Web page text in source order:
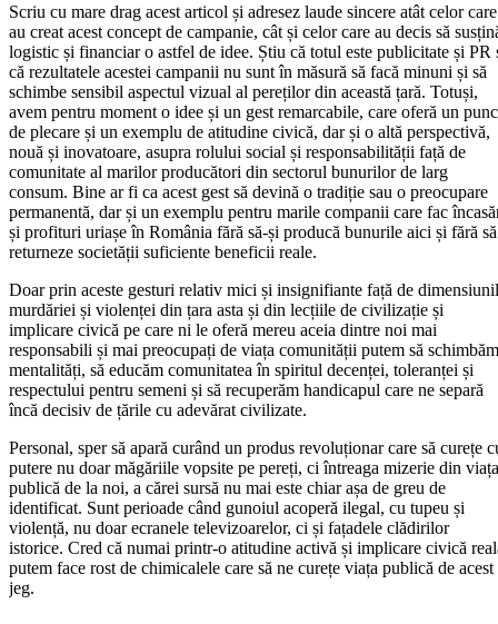
Scriu cu mare drag acest articol și adresez laude sincere atât celor care
au creat acest concept de campanie, cât și celor care au decis să
logistic și financiar o astfel de idee. Știu că totul este publicitate și PR
că rezultatele acestei campanii nu sunt în măsură să facă minuni și să
schimbe sensibil aspectul vizual al pereților din această țară. Totuși,
avem pentru moment o idee și un gest remarcabile, care oferă un
de plecare și un exemplu de atitudine civică, dar și o altă perspectivă,
nouă și inovatoare, asupra rolului social și responsabilității față de
comunitate al marilor producători din sectorul bunurilor de larg
consum. Bine ar fi ca acest gest să devină o tradiție sau o preocupare
permanentă, dar și un exemplu pentru marile companii care fac
și profituri uriașe în România fără să-și producă bunurile aici și fără să
returneze societății suficiente beneficii reale.
Doar prin aceste gesturi relativ mici și insignifiante față de
murdăriei și violenței din țara asta și din lecțiile de civilizație și
implicare civică pe care ni le oferă mereu aceia dintre noi mai
responsabili și mai preocupați de viața comunității putem să schimbăm
mentalități, să educăm comunitatea în spiritul decenței, toleranței și
respectului pentru semeni și să recuperăm handicapul care ne separă
încă decisiv de țările cu adevărat civilizate.
Personal, sper să apară curând un produs revoluționar care să curețe
putere nu doar măgăriile vopsite pe pereți, ci întreaga mizerie din viața
publică de la noi, a cărei sursă nu mai este chiar așa de greu de
identificat. Sunt perioade când gunoiul acoperă ilegal, cu tupeu și
violență, nu doar ecranele televizoarelor, ci și fațadele clădirilor
istorice. Cred că numai printr-o atitudine activă și implicare civică
putem face rost de chimicalele care să ne curețe viața publică de acest
jeg.